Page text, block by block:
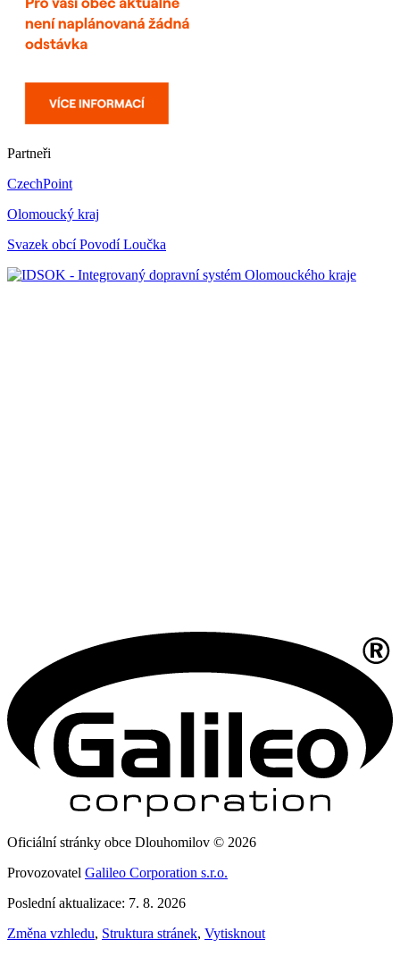
Partneři
CzechPoint
Olomoucký kraj
Svazek obcí Povodí Loučka
Oficiální stránky obce Dlouhomilov © 2026
Provozovatel Galileo Corporation s.r.o.
Poslední aktualizace: 7. 8. 2026
Změna vzhledu, Struktura stránek, Vytisknout